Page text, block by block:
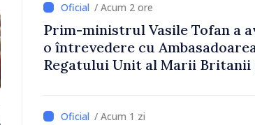
/ Acum 2 ore
Prim-ministrul Vasile Tofan a
o întrevedere cu
Regatului Unit al Marii Britanii
/ Acum 1 zi